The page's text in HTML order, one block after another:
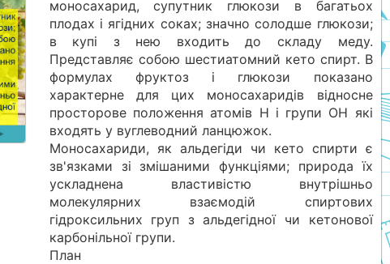
моносахарид, супутник глюкози в багатьох
плодах і ягідних соках; значно солодше глюкози;
в купі з нею входить до складу меду.
Представляє собою шестиатомний кето спирт. В
формулах фруктоз і глюкози показано
характерне для цих моносахаридів відносне
просторове положення атомів Н і групи ОН які
входять у вуглеводний ланцюжок.
Моносахариди, як альдегіди чи кето спирти є
зв'язками зі змішаними функціями; природа їх
ускладнена властивістю внутрішньо
молекулярних взаємодій спиртових
гідроксильних груп з альдегідної чи кетонової
карбонільної групи.
План